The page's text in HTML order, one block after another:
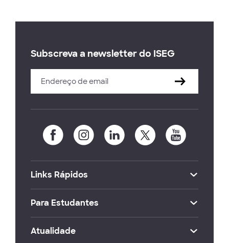
Subscreva a newsletter do ISEG
Links Rápidos
Para Estudantes
Atualidade